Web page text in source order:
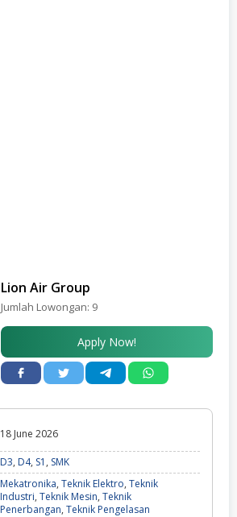
Lion Air Group
Jumlah Lowongan: 9
Apply Now!
18 June 2026
D3, D4, S1 , SMK
Mekatronika, Teknik Elektro, Teknik
Industri, Teknik Mesin, Teknik
Penerbangan, Teknik Pengelasan